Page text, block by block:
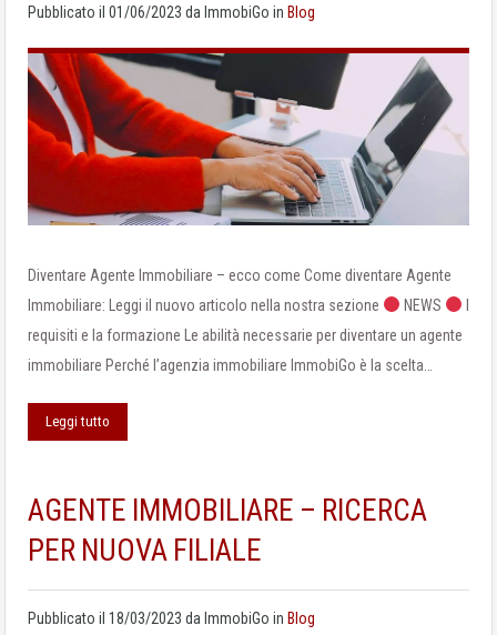
Pubblicato il 01/06/2023 da ImmobiGo in Blog
Diventare Agente Immobiliare – ecco come Come diventare Agente
Immobiliare: Leggi il nuovo articolo nella nostra sezione
NEWS
requisiti e la formazione Le abilità necessarie per diventare un agente
immobiliare Perché l’agenzia immobiliare ImmobiGo è la scelta…
Leggi tutto
AGENTE IMMOBILIARE – RICERCA
PER NUOVA FILIALE
Pubblicato il 18/03/2023 da ImmobiGo in Blog